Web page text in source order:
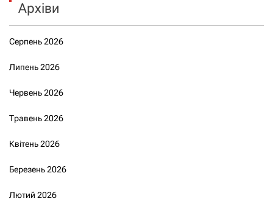
Архіви
Серпень 2026
Липень 2026
Червень 2026
Травень 2026
Квітень 2026
Березень 2026
Лютий 2026